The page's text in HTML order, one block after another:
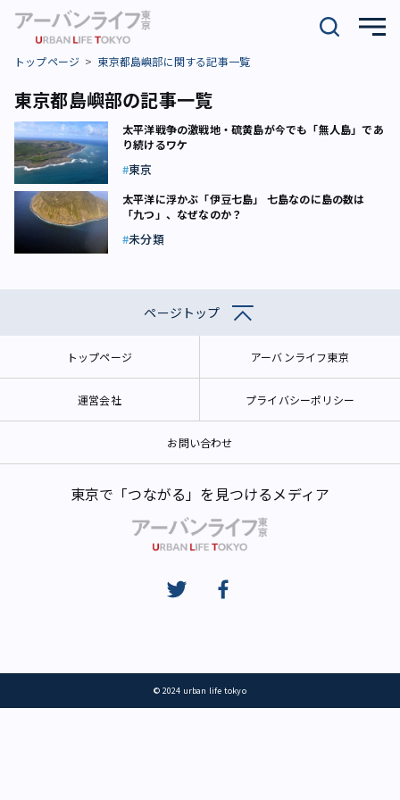
トップページ 東京都島嶼部に関する記事一覧
東京都島嶼部の記事一覧
太平洋戦争の激戦地・硫黄島が今でも「無人島」であ
り続けるワケ
東京
太平洋に浮かぶ「伊豆七島」 七島なのに島の数は
「九つ」、なぜなのか？
未分類
ページトップ
トップページ アーバンライフ東京
運営会社 プライバシーポリシー
お問い合わせ
東京で「つながる」を見つけるメディア
© 2024 urban life tokyo